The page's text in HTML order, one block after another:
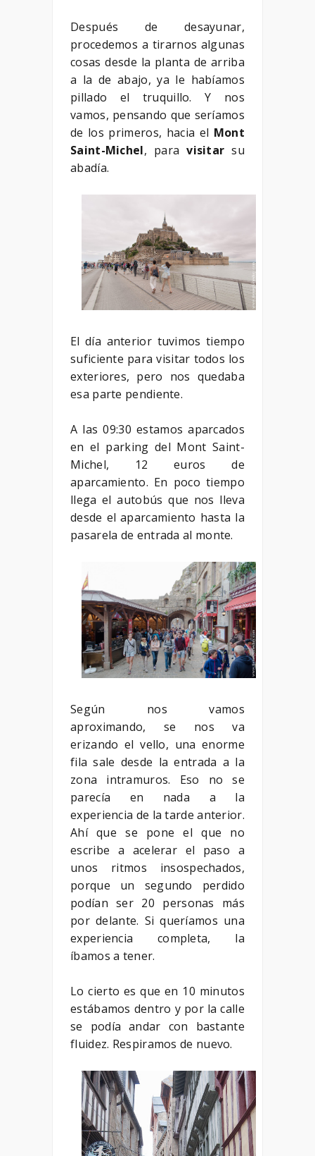
Después de desayunar,
procedemos a tirarnos algunas
cosas desde la planta de arriba
a la de abajo, ya le habíamos
pillado el truquillo. Y nos
vamos, pensando que seríamos
de los primeros, hacia el Mont
Saint-Michel, paravisitarsu
abadía.
El día anterior tuvimos tiempo
suficiente para visitar todos los
exteriores, pero nos quedaba
esa parte pendiente.
A las 09:30 estamos aparcados
en el parking del Mont Saint-
Michel, 12 euros de
aparcamiento. En poco tiempo
llega el autobús que nos lleva
desde el aparcamiento hasta la
pasarela de entrada al monte.
Según nos vamos
aproximando, se nos va
erizando el vello, una enorme
fila sale desde la entrada a la
zona intramuros. Eso no se
parecía en nada a la
experiencia de la tarde anterior.
Ahí que se pone el que no
escribe a acelerar el paso a
unos ritmos insospechados,
porque un segundo perdido
podían ser 20 personas más
por delante. Si queríamos una
experiencia completa, la
íbamos a tener.
Lo cierto es que en 10 minutos
estábamos dentro y por la calle
se podía andar con bastante
fluidez. Respiramos de nuevo.